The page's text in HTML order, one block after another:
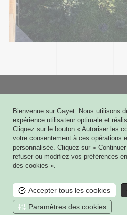
6 rue Joseph Cugnot - CS
51432 TINQUEUX CEDEX
03 26 08 03 03
Contact
Mes plans 3D
Mon contrat de Maintenance
Mentions légales
Bienvenue sur Gayet. Nous utilisons
expérience utilisateur optimale et
Cliquez sur le bouton « Autoriser les
votre consentement à ces opérations
personnalisée. Cliquez sur «
refuser ou modifiez vos préférences
des cookies ».
Accepter tous les cookies
Paramètres des cookies